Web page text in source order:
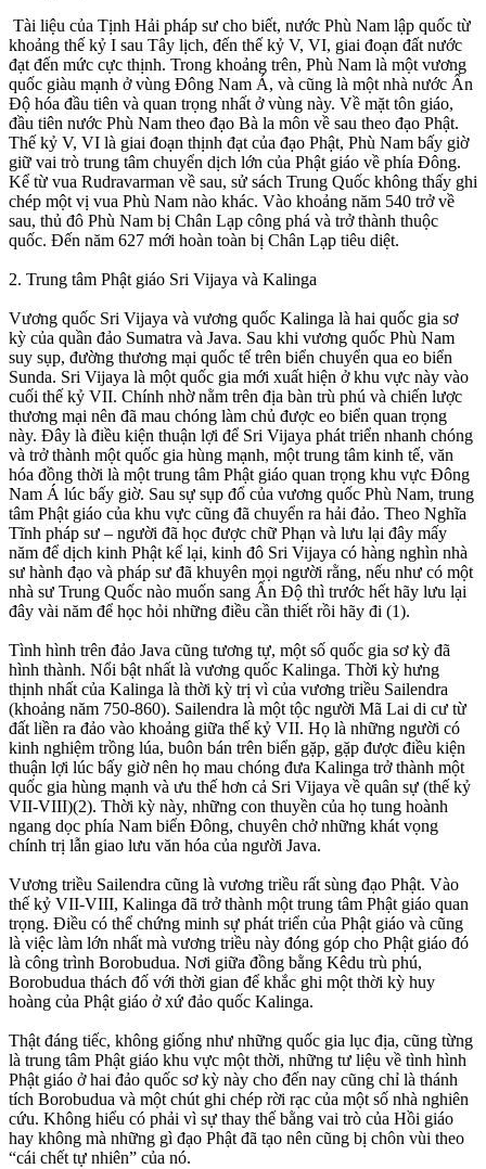
Tài liệu của Tịnh Hải pháp sư cho biết, nước Phù Nam lập quốc từ
khoảng thế kỷ I sau Tây lịch, đến thế kỷ V, VI, giai đoạn đất nước
đạt đến mức cực thịnh. Trong khoảng trên, Phù Nam là một vương
quốc giàu mạnh ở vùng Đông Nam Á, và cũng là một nhà nước Ấn
Độ hóa đầu tiên và quan trọng nhất ở vùng này. Về mặt tôn giáo,
đầu tiên nước Phù Nam theo đạo Bà la môn về sau theo đạo Phật.
Thế kỷ V, VI là giai đoạn thịnh đạt của đạo Phật, Phù Nam bấy giờ
giữ vai trò trung tâm chuyển dịch lớn của Phật giáo về phía Đông.
Kể từ vua Rudravarman về sau, sử sách Trung Quốc không thấy ghi
chép một vị vua Phù Nam nào khác. Vào khoảng năm 540 trở về
sau, thủ đô Phù Nam bị Chân Lạp công phá và trở thành thuộc
quốc. Đến năm 627 mới hoàn toàn bị Chân Lạp tiêu diệt.
2. Trung tâm Phật giáo Sri Vijaya và Kalinga
Vương quốc Sri Vijaya và vương quốc Kalinga là hai quốc gia sơ
kỳ của quần đảo Sumatra và Java. Sau khi vương quốc Phù Nam
suy sụp, đường thương mại quốc tế trên biển chuyển qua eo biển
Sunda. Sri Vijaya là một quốc gia mới xuất hiện ở khu vực này vào
cuối thế kỷ VII. Chính nhờ nằm trên địa bàn trù phú và chiến lược
thương mại nên đã mau chóng làm chủ được eo biển quan trọng
này. Đây là điều kiện thuận lợi để Sri Vijaya phát triển nhanh chóng
và trở thành một quốc gia hùng mạnh, một trung tâm kinh tế, văn
hóa đồng thời là một trung tâm Phật giáo quan trọng khu vực Đông
Nam Á lúc bấy giờ. Sau sự sụp đổ của vương quốc Phù Nam, trung
tâm Phật giáo của khu vực cũng đã chuyển ra hải đảo. Theo Nghĩa
Tĩnh pháp sư – người đã học được chữ Phạn và lưu lại đây mấy
năm để dịch kinh Phật kể lại, kinh đô Sri Vijaya có hàng nghìn nhà
sư hành đạo và pháp sư đã khuyên mọi người rằng, nếu như có một
nhà sư Trung Quốc nào muốn sang Ấn Độ thì trước hết hãy lưu lại
đây vài năm để học hỏi những điều cần thiết rồi hãy đi (1).
Tình hình trên đảo Java cũng tương tự, một số quốc gia sơ kỳ đã
hình thành. Nổi bật nhất là vương quốc Kalinga. Thời kỳ hưng
thịnh nhất của Kalinga là thời kỳ trị vì của vương triều Sailendra
(khoảng năm 750-860). Sailendra là một tộc người Mã Lai di cư từ
đất liền ra đảo vào khoảng giữa thế kỷ VII. Họ là những người có
kinh nghiệm trồng lúa, buôn bán trên biển gặp, gặp được điều kiện
thuận lợi lúc bấy giờ nên họ mau chóng đưa Kalinga trở thành một
quốc gia hùng mạnh và ưu thế hơn cả Sri Vijaya về quân sự (thế kỷ
VII-VIII)(2). Thời kỳ này, những con thuyền của họ tung hoành
ngang dọc phía Nam biển Đông, chuyên chở những khát vọng
chính trị lẫn giao lưu văn hóa của người Java.
Vương triều Sailendra cũng là vương triều rất sùng đạo Phật. Vào
thế kỷ VII-VIII, Kalinga đã trở thành một trung tâm Phật giáo quan
trọng. Điều có thể chứng minh sự phát triển của Phật giáo và cũng
là việc làm lớn nhất mà vương triều này đóng góp cho Phật giáo đó
là công trình Borobudua. Nơi giữa đồng bằng Kêdu trù phú,
Borobudua thách đố với thời gian để khắc ghi một thời kỳ huy
hoàng của Phật giáo ở xứ đảo quốc Kalinga.
Thật đáng tiếc, không giống như những quốc gia lục địa, cũng từng
là trung tâm Phật giáo khu vực một thời, những tư liệu về tình hình
Phật giáo ở hai đảo quốc sơ kỳ này cho đến nay cũng chỉ là thánh
tích Borobudua và một chút ghi chép rời rạc của một số nhà nghiên
cứu. Không hiểu có phải vì sự thay thế bằng vai trò của Hồi giáo
hay không mà những gì đạo Phật đã tạo nên cũng bị chôn vùi theo
“cái chết tự nhiên” của nó.